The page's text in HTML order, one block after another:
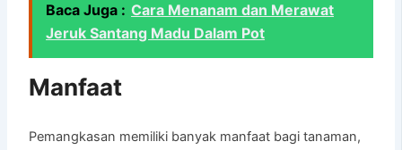
Baca Juga : Cara Menanam dan Merawat
Jeruk Santang Madu Dalam Pot
Manfaat
Pemangkasan memiliki banyak manfaat bagi tanaman,